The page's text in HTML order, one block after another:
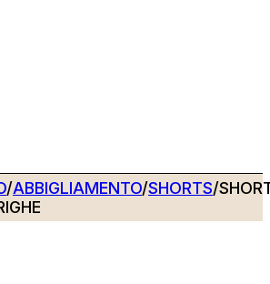
/ABBIGLIAMENTO/SHORTS/